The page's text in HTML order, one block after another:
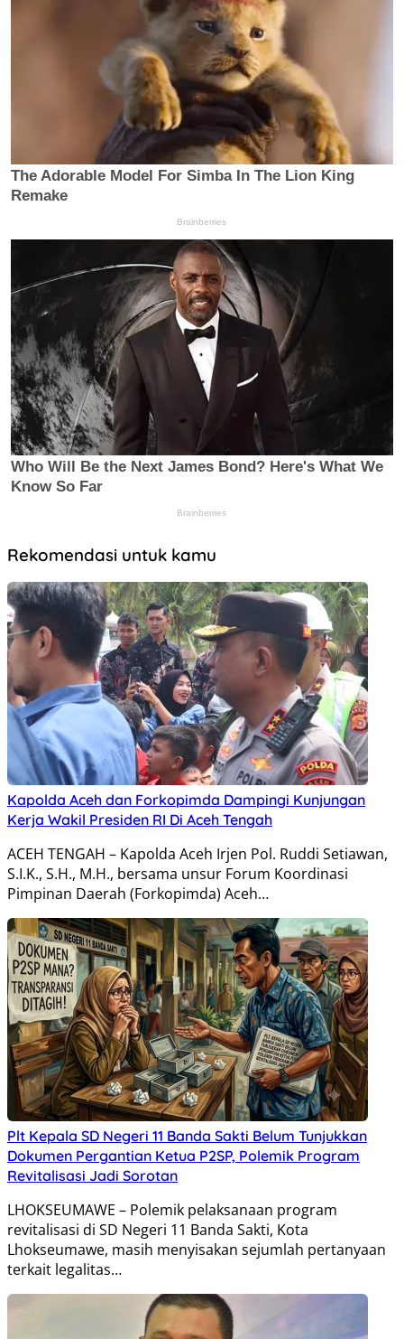
Rekomendasi untuk kamu
Kapolda Aceh dan Forkopimda Dampingi Kunjungan
Kerja Wakil Presiden RI Di Aceh Tengah
ACEH TENGAH – Kapolda Aceh Irjen Pol. Ruddi Setiawan,
S.I.K., S.H., M.H., bersama unsur Forum Koordinasi
Pimpinan Daerah (Forkopimda) Aceh…
Plt Kepala SD Negeri 11 Banda Sakti Belum Tunjukkan
Dokumen Pergantian Ketua P2SP, Polemik Program
Revitalisasi Jadi Sorotan
LHOKSEUMAWE – Polemik pelaksanaan program
revitalisasi di SD Negeri 11 Banda Sakti, Kota
Lhokseumawe, masih menyisakan sejumlah pertanyaan
terkait legalitas…